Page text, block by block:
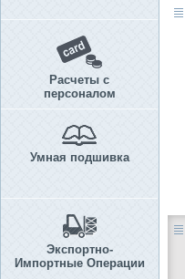
Расчеты с
персоналом
Умная подшивка
Экспортно-
Импортные Операции